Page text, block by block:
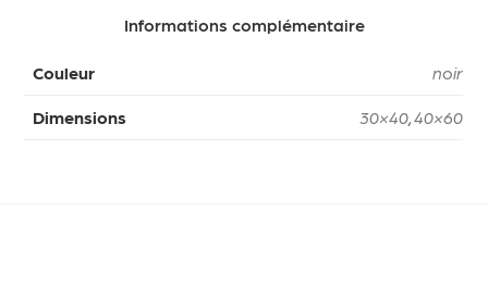
Informations complémentaire
Couleur noir
Dimensions 30×40,40×60